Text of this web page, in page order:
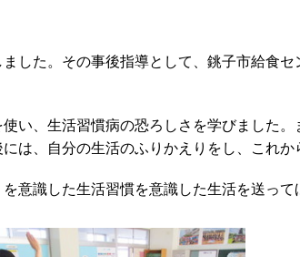
した。その事後指導として、銚子市給食
い、生活習慣病の恐ろしさを学びました
は、自分の生活のふりかえりをし、これか
意識した生活習慣を意識した生活を送って